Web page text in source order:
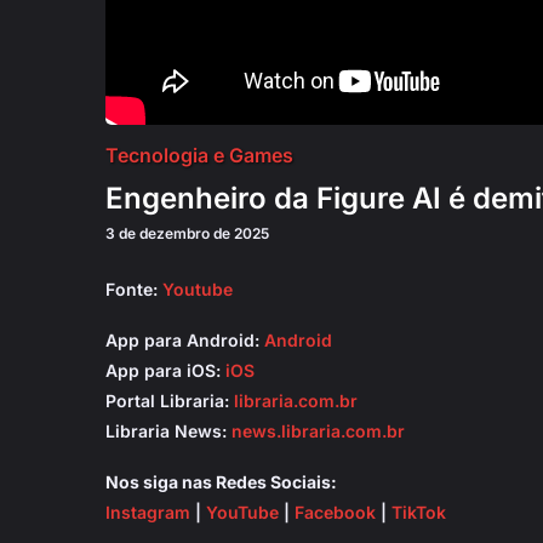
Tecnologia e Games
Engenheiro da Figure AI é
3 de dezembro de 2025
Fonte: Youtube
App para Android: Android
App para iOS: iOS
Portal Libraria: libraria.com.br
Libraria News: news.libraria.com.br
Nos siga nas Redes Sociais:
Instagram
YouTube Facebook TikTok